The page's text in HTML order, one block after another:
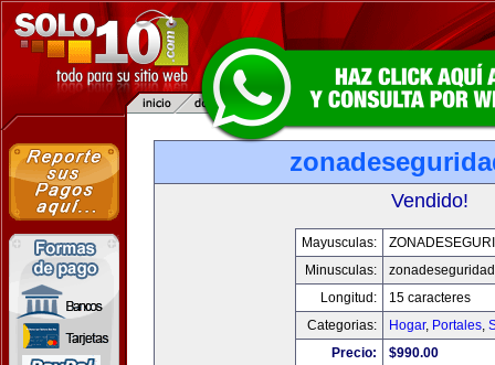
Vendido!
Mayusculas:
Minusculas:
Longitud:
15 caracteres
Categorias:
Hogar, Portales,
Precio:
$990.00